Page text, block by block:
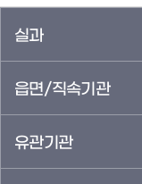
실과
읍면/직속기관
유관기관